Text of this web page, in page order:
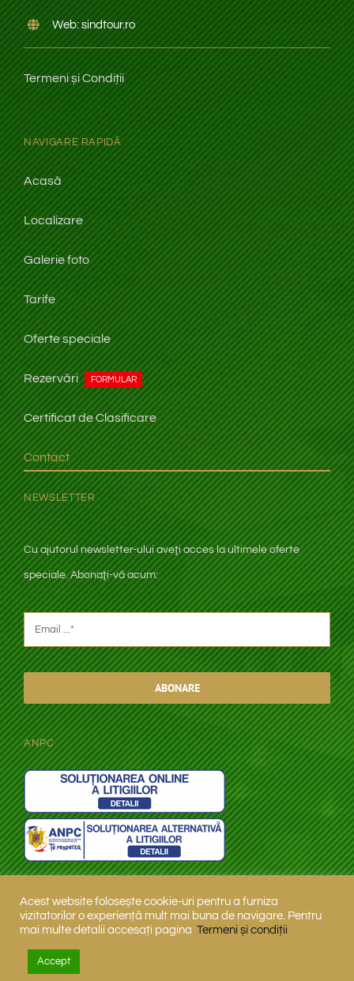
Web: sindtour.ro
Termeni și Condiții
NAVIGARE RAPIDĂ
Acasă
Localizare
Galerie foto
Tarife
Oferte speciale
Rezervări FORMULAR
Certificat de Clasificare
Contact
NEWSLETTER
Cu ajutorul newsletter-ului aveţiacces la ultimele oferte
speciale. Abonaţi-vă acum:
ABONARE
ANPC
Acest website folosește cookie-uri pentru a furniza
vizitatorilor o experiență mult mai buna de navigare. Pentru
mai multe detalii accesați pagina Termeni și condiții
Accept